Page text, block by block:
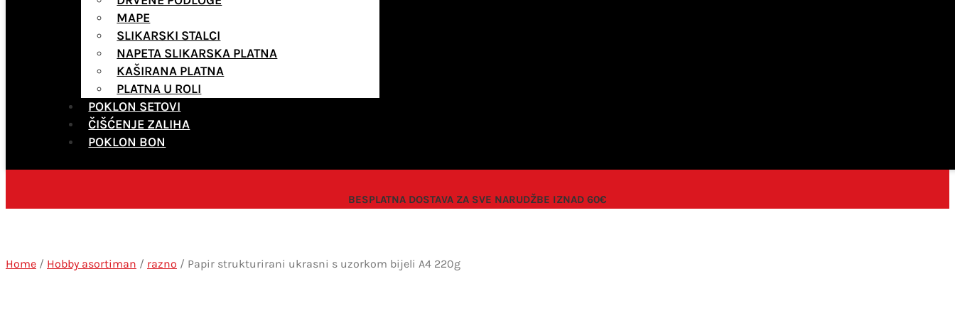
MAPE
SLIKARSKI STALCI
NAPETA SLIKARSKA PLATNA
KAŠIRANA PLATNA
PLATNA U ROLI
POKLON SETOVI
ČIŠĆENJE ZALIHA
POKLON BON
BESPLATNA DOSTAVA ZA SVE NARUDŽBE IZNAD 60€
Home / Hobby asortiman / razno / Papir strukturirani ukrasni s uzorkom bijeli A4 220g